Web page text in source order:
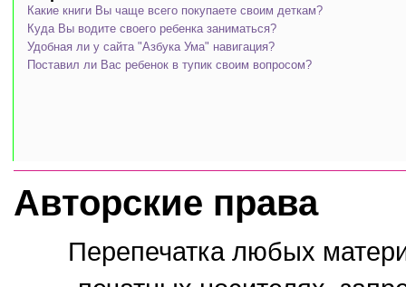
Какие книги Вы чаще всего покупаете своим деткам?
Куда Вы водите своего ребенка заниматься?
Удобная ли у сайта "Азбука Ума" навигация?
Поставил ли Вас ребенок в тупик своим вопросом?
Авторские права
Перепечатка любых